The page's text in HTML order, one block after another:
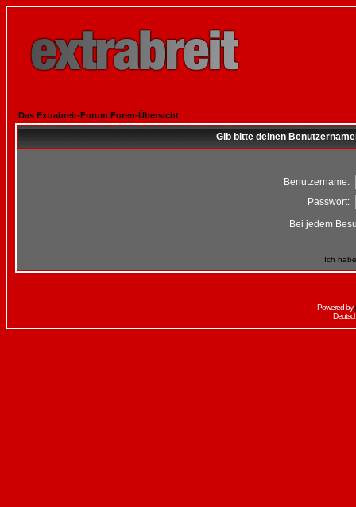
Das Extrabreit-Forum Foren-Übersicht
Gib bitte deinen
Benutzername:
Passwort:
Bei jedem
Ich
Powered by